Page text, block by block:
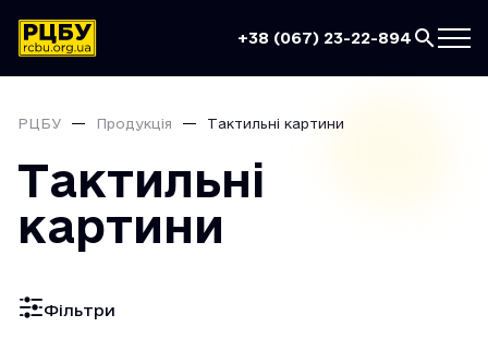
+38 (067) 23-22-894
РЦБУ Продукція Тактильні картини
Тактильні
картини
Фільтри